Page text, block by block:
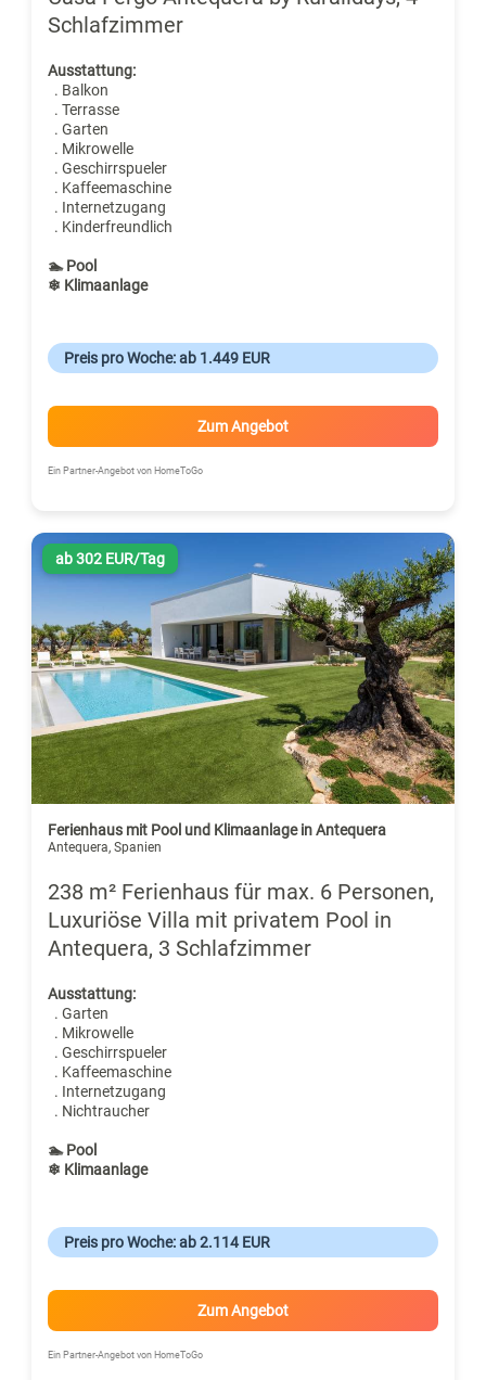
Schlafzimmer
Ausstattung:
. Balkon
. Terrasse
. Garten
. Mikrowelle
. Geschirrspueler
. Kaffeemaschine
. Internetzugang
. Kinderfreundlich
🏊 Pool
❄ Klimaanlage
Preis pro Woche: ab 1.449 EUR
Zum Angebot
Ein Partner-Angebot von HomeToGo
ab 302 EUR/Tag
Ferienhaus mit Pool und Klimaanlage in Antequera
Antequera, Spanien
238 m² Ferienhaus für max. 6 Personen,
Luxuriöse Villa mit privatem Pool in
Antequera, 3 Schlafzimmer
Ausstattung:
. Garten
. Mikrowelle
. Geschirrspueler
. Kaffeemaschine
. Internetzugang
. Nichtraucher
🏊 Pool
❄ Klimaanlage
Preis pro Woche: ab 2.114 EUR
Zum Angebot
Ein Partner-Angebot von HomeToGo